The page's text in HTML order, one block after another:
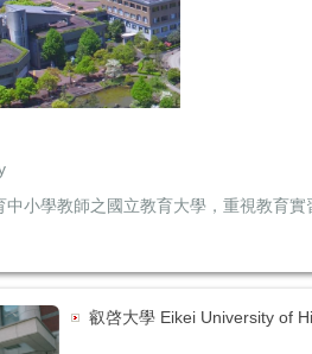
小學教師之國立教育大學，重視教育實
叡啓大學 Eikei University of